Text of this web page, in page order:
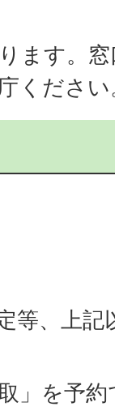
ます。
ください
等、上
」を予